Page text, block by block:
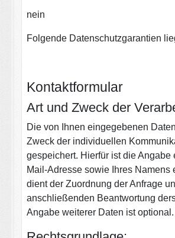
nein
Folgende Datenschutzgarantien
Kontaktformular
Art und Zweck der
Die von Ihnen eingegebenen
Zweck der individuellen
gespeichert. Hierfür ist die Angabe
Mail-Adresse sowie Ihres Namens
dient der Zuordnung der Anfrage
anschließenden Beantwortung
Angabe weiterer Daten ist optional.